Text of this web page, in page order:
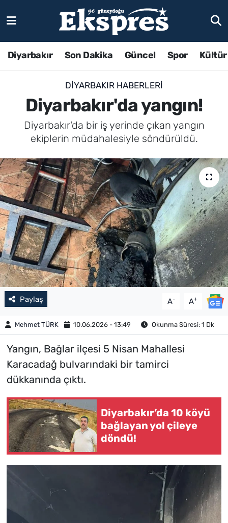
Diyarbakır Son Dakika Güncel Spor
DIYARBAKIR HABERLERI
Diyarbakır'da yangın!
Diyarbakır'da bir iş yerinde çıkan yangın
ekiplerin müdahalesiyle söndürüldü.
Paylaş A- A+
Mehmet TÜRK 10.06.2026 - 13:49 Okunma Süresi: 1 Dk
Yangın, Bağlar ilçesi 5 Nisan Mahallesi
Karacadağ bulvarındaki bir tamirci
dükkanında çıktı.
Diyarbakır’da 10 köyü
bağlayan yol çileye
döndü!